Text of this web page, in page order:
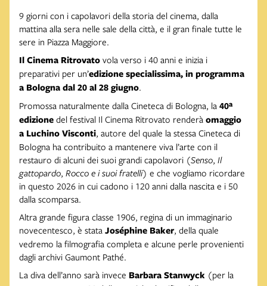
9 giorni con i capolavori della storia del cinema, dalla
mattina alla sera nelle sale della città, e il gran finale tutte le
sere in Piazza Maggiore.
Il Cinema Ritrovato vola verso i 40 anni e inizia i
preparativi per un’edizione specialissima, in programma
a Bologna dal 20 al 28 giugno.
Promossa naturalmente dalla Cineteca di Bologna, la 40ª
edizione del festival Il Cinema Ritrovato renderà omaggio
a Luchino Visconti, autore del quale la stessa Cineteca di
Bologna ha contribuito a mantenere viva l’arte con il
restauro di alcuni dei suoi grandi capolavori (Senso, Il
gattopardo, Rocco e i suoi fratelli) e che vogliamo ricordare
in questo 2026 in cui cadono i 120 anni dalla nascita e i 50
dalla scomparsa.
Altra grande figura classe 1906, regina di un immaginario
novecentesco, è stata Joséphine Baker, della quale
vedremo la filmografia completa e alcune perle provenienti
dagli archivi Gaumont Pathé.
La diva dell’anno sarà invece Barbara Stanwyck (per la